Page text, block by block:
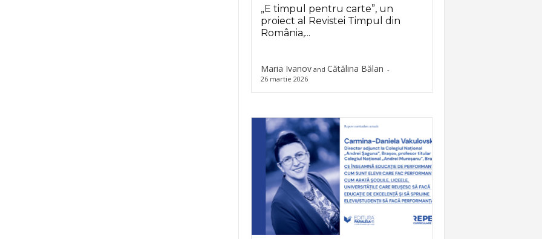
„E timpul pentru carte”, un
proiect al Revistei Timpul din
România,...
Maria Ivanovand Cătălina Bălan -
26 martie 2026